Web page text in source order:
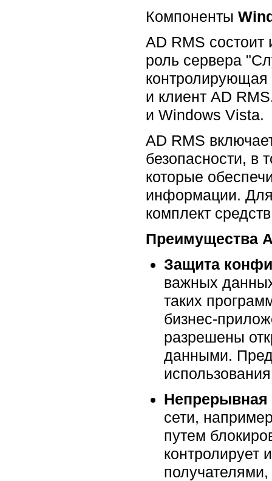
Компоненты
AD RMS
роль сервера
контролирующая
и клиент AD
и Windows Vista.
AD RMS
безопасности, в
которые
информации. Для
комплект
Преимущества
Защита
важных
таких
бизнес-
разрешены
данными.
Непрерывная
сети,
путем
контролирует